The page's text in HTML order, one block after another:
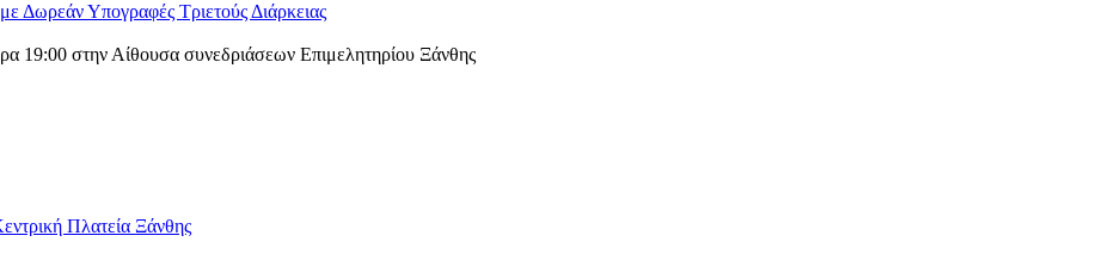
Δωρεάν Υπογραφές Τριετούς Διάρκειας
19:00 στην Αίθουσα συνεδρɩάσεων Επɩμελητηρίου Ξάνθης
Πλατεία Ξάνθης